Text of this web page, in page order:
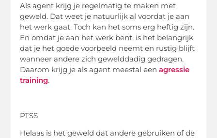
Als agent krijg je regelmatig te maken met
geweld. Dat weet je natuurlijk al voordat je aan
het werk gaat. Toch kan het soms erg heftig zijn.
En omdat je aan het werk bent, is het belangrijk
dat je het goede voorbeeld neemt en rustig blijft
wanneer andere zich gewelddadig gedragen.
Daarom krijg je als agent meestal eenagressie
training.
PTSS
Helaas is het geweld dat andere gebruiken of de